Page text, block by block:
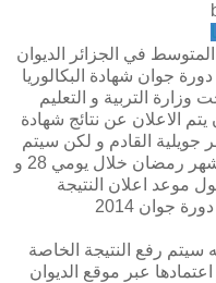
التعليم المتوسط في الجزائر الديوان
جوان شهادة البكالوريا
، حيث صرحت وزارة التربية و التعليم
يتم الاعلان عن نتائج شهادة
جوان 2014 خلال شهر جويلية القادم و لكن سيتم
الاعلان عن النتيجة رسميا قبل قدوم شهر رمضان خلال يومي 28 و
جوان 2014
سيتم رفع النتيجة الخاصة
2014 رسميا فور اعتمادها عبر موقع الديوان